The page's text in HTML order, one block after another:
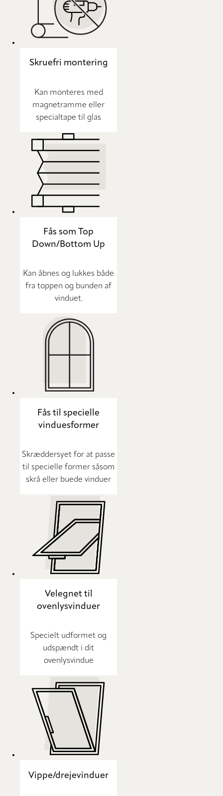
Skruefri montering
Kan monteres med
magnetramme eller
specialtape til glas
Fås som Top
Down/Bottom Up
Kan åbnes og lukkes både
fra toppen og bunden af
vinduet.
Fås til specielle
vinduesformer
Skræddersyet for at passe
til specielle former såsom
skrå eller buede vinduer
Velegnet til
ovenlysvinduer
Specielt udformet og
udspændt i dit
ovenlysvindue
Vippe/drejevinduer